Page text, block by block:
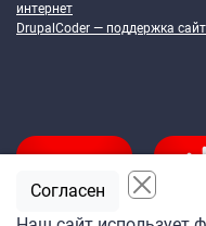
интернет
DrupalCoder — поддержка
Согласен